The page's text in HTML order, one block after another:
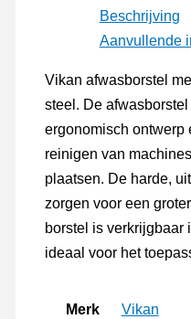
Beschrijving
Aanvullende
Vikan afwasborstel
steel. De
ergonomisch ontwerp
reinigen van
plaatsen. De harde,
zorgen voor een
borstel is verkrijgbaar
ideaal voor het
Merk Vikan